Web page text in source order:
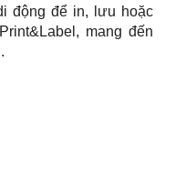
động để in, lưu hoặc
mang đến